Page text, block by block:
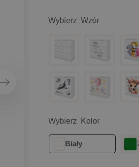
Następny
Wybierz Kolor
Biały
Wybierz Wzór